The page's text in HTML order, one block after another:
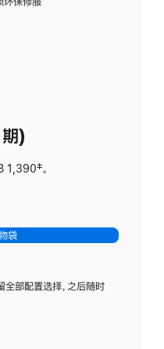
)
1,390脚
‡。
袋
全部配置选择，之后随时